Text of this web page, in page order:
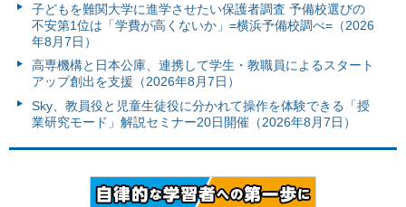
子どもを難関大学に進学させたい保護者調査 予備校選びの
不安第1位は「学費が高くないか」=横浜予備校調べ=（2026
年8月7日）
高専機構と日本公庫、連携して学生・教職員によるスタート
アップ創出を支援（2026年8月7日）
Sky、教員役と児童生徒役に分かれて操作を体験できる「授
業研究モード」解説セミナー20日開催（2026年8月7日）